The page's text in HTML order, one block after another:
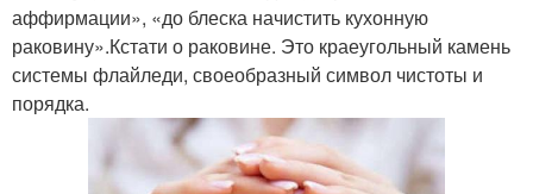
аффирмации», «до блеска начистить кухонную
раковину».Кстати о раковине. Это краеугольный камень
системы флайледи, своеобразный символ чистоты и
порядка.